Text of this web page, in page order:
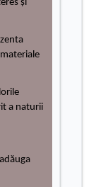
și
a naturii